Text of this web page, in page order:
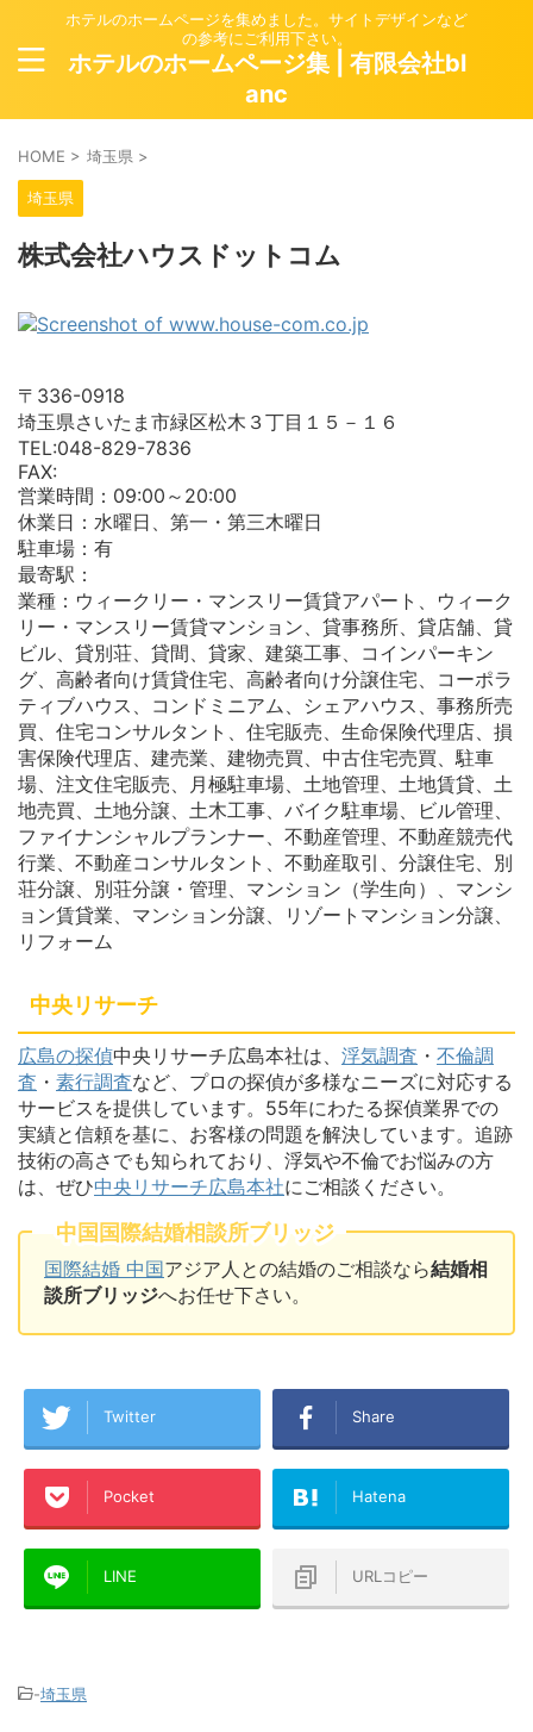
ホテルのホームページを集めました。サイトデザインなど
の参考にご利用下さい。
ホテルのホームページ集 | 有限会社bl
anc
HOME > 埼玉県 >
埼玉県
株式会社ハウスドットコム
〒336-0918
埼玉県さいたま市緑区松木３丁目１５－１６
TEL:048-829-7836
FAX:
営業時間：09:00～20:00
休業日：水曜日、第一・第三木曜日
駐車場：有
最寄駅：
業種：ウィークリー・マンスリー賃貸アパート、ウィーク
リー・マンスリー賃貸マンション、貸事務所、貸店舗、貸
ビル、貸別荘、貸間、貸家、建築工事、コインパーキン
グ、高齢者向け賃貸住宅、高齢者向け分譲住宅、コーポラ
ティブハウス、コンドミニアム、シェアハウス、事務所売
買、住宅コンサルタント、住宅販売、生命保険代理店、損
害保険代理店、建売業、建物売買、中古住宅売買、駐車
場、注文住宅販売、月極駐車場、土地管理、土地賃貸、土
地売買、土地分譲、土木工事、バイク駐車場、ビル管理、
ファイナンシャルプランナー、不動産管理、不動産競売代
行業、不動産コンサルタント、不動産取引、分譲住宅、別
荘分譲、別荘分譲・管理、マンション（学生向）、マンシ
ョン賃貸業、マンション分譲、リゾートマンション分譲、
リフォーム
中央リサーチ
広島の探偵中央リサーチ広島本社は、 浮気調査 ・ 不倫調
査 ・ 素行調査など、プロの探偵が多様なニーズに対応する
サービスを提供しています。55年にわたる探偵業界での
実績と信頼を基に、お客様の問題を解決しています。追跡
技術の高さでも知られており、浮気や不倫でお悩みの方
は、ぜひ中央リサーチ広島本社にご相談ください。
中国国際結婚相談所ブリッジ
国際結婚 中国アジア人との結婚のご相談なら結婚相
談所ブリッジへお任せ下さい。
Twitter Share
Pocket Hatena
LINE URLコピー
-埼玉県